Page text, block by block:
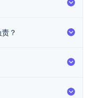
？